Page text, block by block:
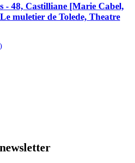
- 48, Castilliane [Marie Cabel,
muletier de Tolede, Theatre